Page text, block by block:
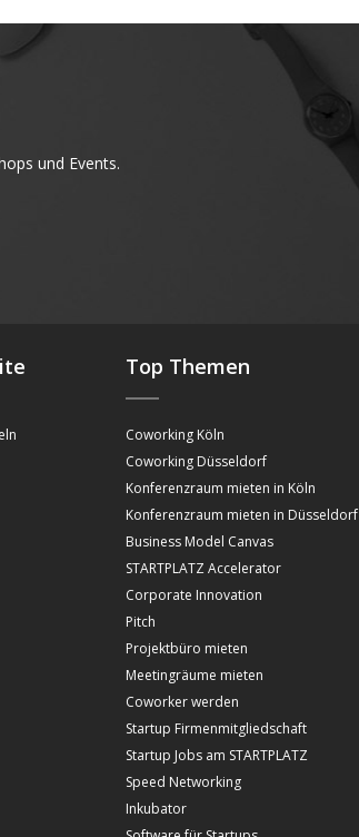
und Events.
Top Themen
Coworking Köln
Coworking Düsseldorf
Konferenzraum mieten in Köln
Konferenzraum mieten in Düsseldorf
Business Model Canvas
STARTPLATZ Accelerator
Corporate Innovation
Pitch
Projektbüro mieten
Meetingräume mieten
Coworker werden
Startup Firmenmitgliedschaft
Startup Jobs am STARTPLATZ
Speed Networking
Inkubator